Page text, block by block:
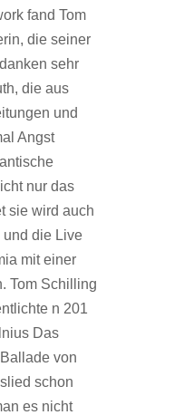
fand Tom
die seiner
sehr
die aus
und
Angst
nur das
sie wird auch
die Live
mit einer
Tom Schilling
n 201
Das
von
schon
es nicht